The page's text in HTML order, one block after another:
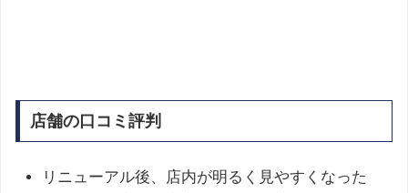
店舗の口コミ評判
リニューアル後、店内が明るく見やすくなった​